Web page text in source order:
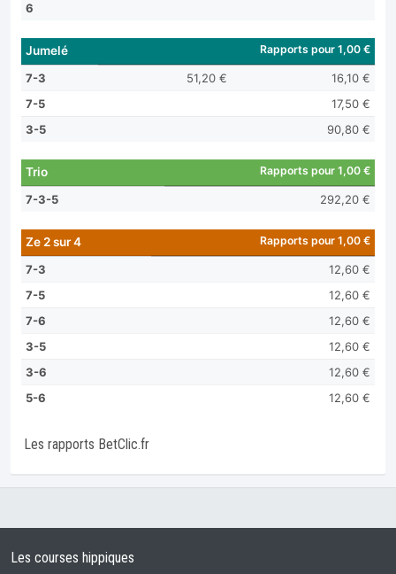
6
Jumelé Rapports pour 1,00 €
7-3 51,20 €
16,10 €
7-5
17,50 €
3-5
90,80 €
Trio Rapports pour 1,00 €
7-3-5 292,20 €
Ze 2 sur 4 Rapports pour 1,00 €
7-3
12,60 €
7-5
12,60 €
7-6
12,60 €
3-5
12,60 €
3-6
12,60 €
5-6
12,60 €
Les rapports BetClic.fr
Les courses hippiques